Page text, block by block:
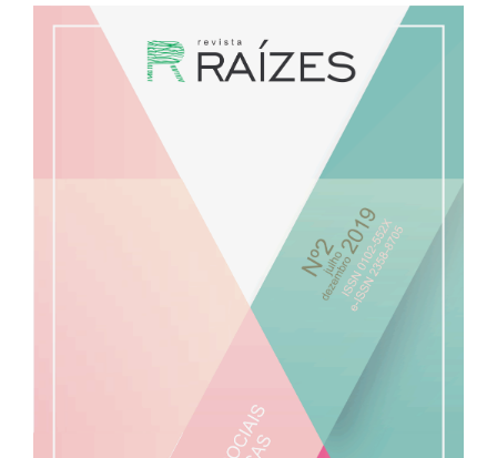
Barra
lateral
artigos